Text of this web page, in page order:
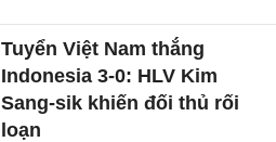
Tuyển Việt Nam thắng
Indonesia 3-0: HLV Kim
Sang-sik khiến đối thủ rối
loạn